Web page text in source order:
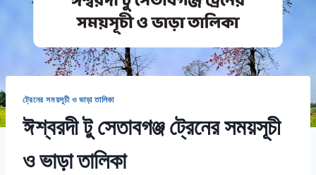
ট্রেনের সময়সূচী ও ভাড়া তালিকা
ঈশ্বরদী টু সেতাবগঞ্জ ট্রেনের সময়সূচী
ও ভাড়া তালিকা